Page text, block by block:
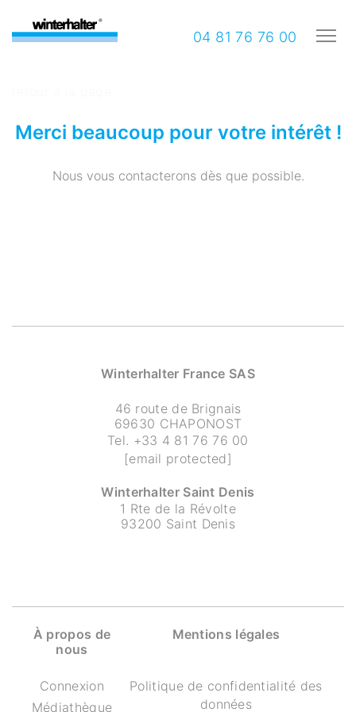
04 81 76 76 00
Merci beaucoup pour votre intérêt !
Nous vous contacterons dès que possible.
Winterhalter France SAS
46 route de Brignais
69630 CHAPONOST
Tel. +33 4 81 76 76 00
[email protected]
Winterhalter Saint Denis
1 Rte de la Révolte
93200 Saint Denis
À propos de
nous
Connexion
Médiathèque
Mentions légales
Politique de confidentialité des
données